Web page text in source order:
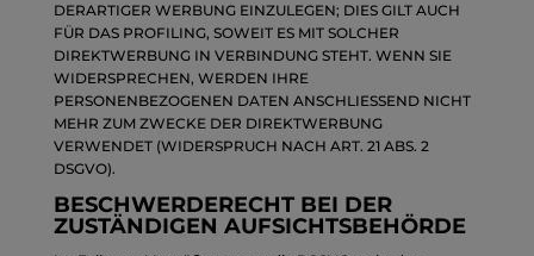
DERARTIGER WERBUNG EINZULEGEN; DIES GILT AUCH
FÜR DAS PROFILING, SOWEIT ES MIT SOLCHER
DIREKTWERBUNG IN VERBINDUNG STEHT. WENN SIE
WIDERSPRECHEN, WERDEN IHRE
PERSONENBEZOGENEN DATEN ANSCHLIESSEND NICHT
MEHR ZUM ZWECKE DER DIREKTWERBUNG
VERWENDET (WIDERSPRUCH NACH ART. 21 ABS. 2
DSGVO).
BESCHWERDE­RECHT BEI DER
ZUSTÄNDIGEN AUFSICHTS­BEHÖRDE